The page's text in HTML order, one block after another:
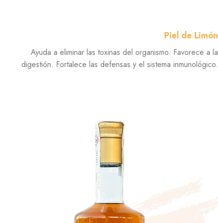
Piel de Limón
Ayuda a eliminar las toxinas del organismo. Favorece a la
digestión. Fortalece las defensas y el sistema inmunológico.